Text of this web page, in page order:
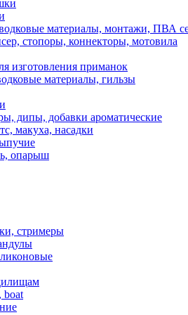
материалы, монтажи, ПВА
стопоры, коннекторы, мотовила
изготовления приманок
материалы, гильзы
дипы, добавки ароматические
макуха, насадки
опарыш
стримеры
boat